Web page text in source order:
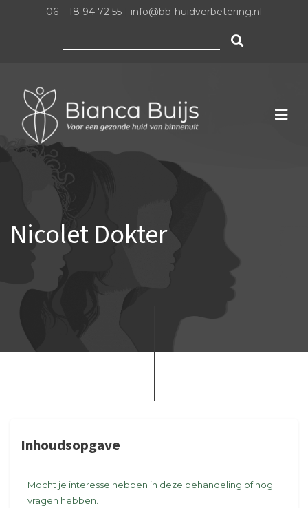
06 – 18 94 72 55 info@bb-huidverbetering.nl
Nicolet Dokter
Inhoudsopgave
Mocht je interesse hebben in deze behandeling of nog
vragen hebben.